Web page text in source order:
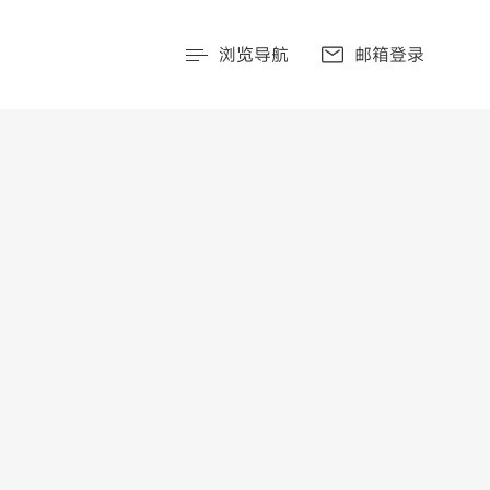
浏览导航 邮箱登录